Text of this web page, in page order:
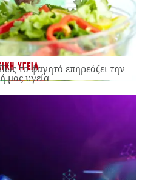
ΥΓΕΙΑ
το φαγητό επηρεάζει την
μας υγεία